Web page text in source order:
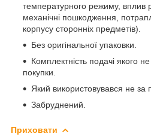
температурного режиму, вплив
механічні пошкодження,
корпусу сторонніх предметів).
Без оригінальної упаковки.
Комплектність подачі якого
покупки.
Який використовувався не за
Забруднений.
Приховати